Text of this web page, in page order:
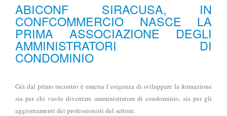
ABICONF SIRACUSA, IN
CONFCOMMERCIO NASCE LA
PRIMA ASSOCIAZIONE DEGLI
AMMINISTRATORI DI
CONDOMINIO
Già dal primo incontro è emersa l`esigenza di sviluppare la formazione
sia per chi vuole diventare amministratore di condominio, sia per gli
aggiornamenti dei professionisti del settore.